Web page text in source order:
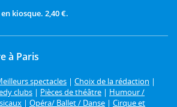
kiosque. 2,40 €.
à Paris
spectacles | Choix de la rédaction |
clubs | Pièces de théâtre | Humour /
| Opéra/ Ballet / Danse | Cirque et